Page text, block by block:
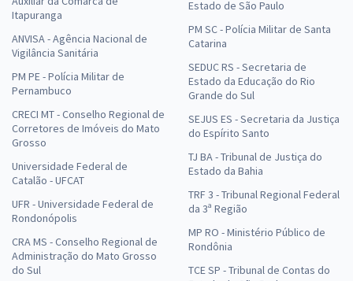
Itapuranga
ANVISA - Agência Nacional de
Vigilância Sanitária
PM PE - Polícia Militar de
Pernambuco
CRECI MT - Conselho Regional de
Corretores de Imóveis do Mato
Grosso
Universidade Federal de
Catalão - UFCAT
UFR - Universidade Federal de
Rondonópolis
CRA MS - Conselho Regional de
Administração do Mato Grosso
do Sul
Estado de São Paulo
PM SC - Polícia Militar de Santa
Catarina
SEDUC RS - Secretaria de
Estado da Educação do Rio
Grande do Sul
SEJUS ES - Secretaria da Justiça
do Espírito Santo
TJ BA - Tribunal de Justiça do
Estado da Bahia
TRF 3 - Tribunal Regional Federal
da 3ª Região
MP RO - Ministério Público de
Rondônia
TCE SP - Tribunal de Contas do